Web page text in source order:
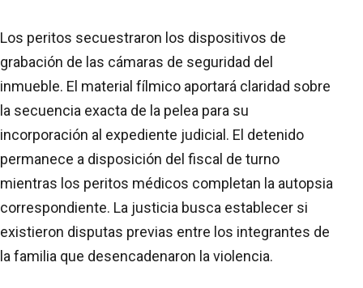
Los peritos secuestraron los dispositivos de
grabación de las cámaras de seguridad del
inmueble. El material fílmico aportará claridad sobre
la secuencia exacta de la pelea para su
incorporación al expediente judicial. El detenido
permanece a disposición del fiscal de turno
mientras los peritos médicos completan la autopsia
correspondiente. La justicia busca establecer si
existieron disputas previas entre los integrantes de
la familia que desencadenaron la violencia.